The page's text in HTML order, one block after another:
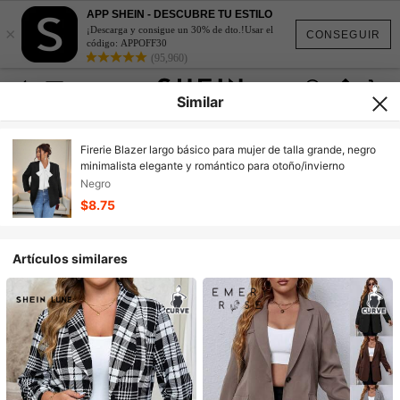
CONSEGUIR
×
APP SHEIN - DESCUBRE TU ESTILO
¡Descarga y consigue un 30% de dto.!Usar el
código: APPOFF30
(95,960)
Similar
Firerie Blazer largo básico para mujer de talla grande, negro
minimalista elegante y romántico para otoño/invierno
Negro
$8.75
Artículos similares